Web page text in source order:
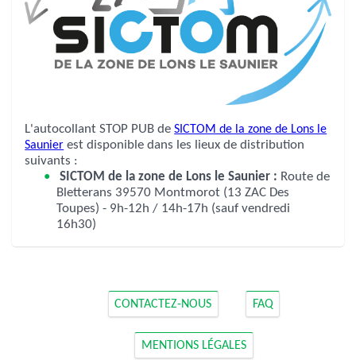
L'autocollant STOP PUB deSICTOM de la zone de Lons le
Saunier est disponible dans les lieux de distribution
suivants :
SICTOM de la zone de Lons le Saunier :
Bletterans 39570 Montmorot (13 ZAC Des
Toupes) - 9h-12h / 14h-17h (sauf vendredi
16h30)
CONTACTEZ-NOUS FAQ
MENTIONS LÉGALES